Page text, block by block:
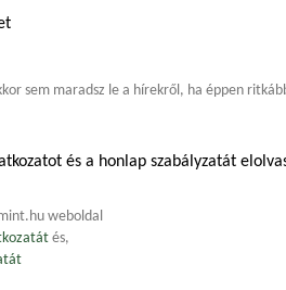
sem maradsz le a hírekről, ha éppen
és a honlap szabályzatát
weboldal
és,